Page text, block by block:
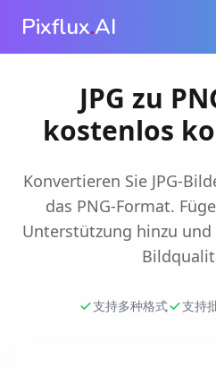
Pixflux.AI
JPG zu
kostenlos
Konvertieren Sie JPG-
das PNG-Format.
Unterstützung hinzu
支持多种格式 支持